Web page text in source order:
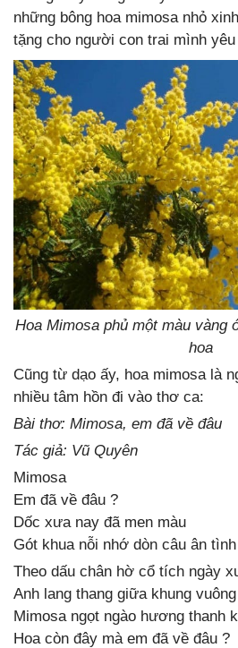
những bông hoa mimosa nhỏ
tặng cho người con trai mình
Hoa Mimosa phủ một màu vàng
hoa
Cũng từ dạo ấy, hoa mimosa là
nhiều tâm hồn đi vào thơ ca:
Bài thơ: Mimosa, em đã về đâu
Tác giả: Vũ Quyên
Mimosa
Em đã về đâu ?
Dốc xưa nay đã men màu
Gót khua nỗi nhớ dòn câu ân tình
Theo dấu chân hờ cổ tích ngày
Anh lang thang giữa khung
Mimosa ngọt ngào hương thanh
Hoa còn đây mà em đã về đâu ?